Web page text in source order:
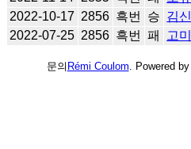
2022-10-17 2856 흑번 승 김
2022-07-25 2856 흑번 패 고
문의 Rémi Coulom . Powered by